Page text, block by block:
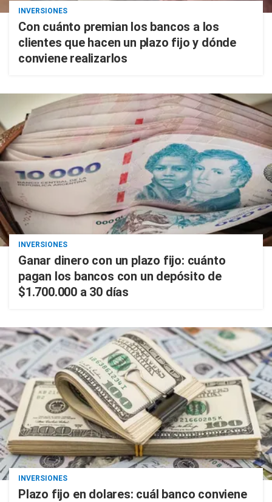
INVERSIONES
Con cuánto premian los bancos a los
clientes que hacen un plazo fijo y dónde
conviene realizarlos
INVERSIONES
Ganar dinero con un plazo fijo: cuánto
pagan los bancos con un depósito de
$1.700.000 a 30 días
INVERSIONES
Plazo fijo en dolares: cuál banco conviene